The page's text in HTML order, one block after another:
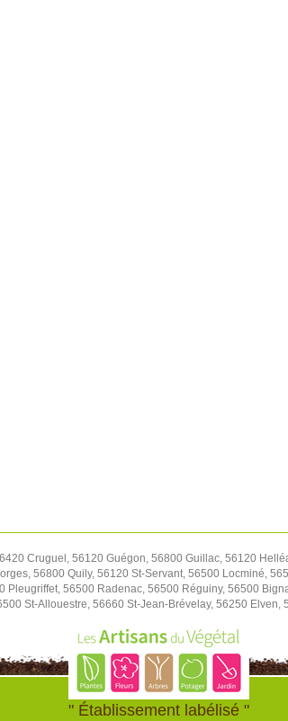
Cruguel, 56120 Guégon, 56800 Guillac, 56120
56800 Quily, 56120 St-Servant, 56500 Locminé,
Pleugriffet, 56500 Radenac, 56500 Réguiny, 56500
St-Allouestre, 56660 St-Jean-Brévelay, 56250 Elven,
" Établissement labélisé "